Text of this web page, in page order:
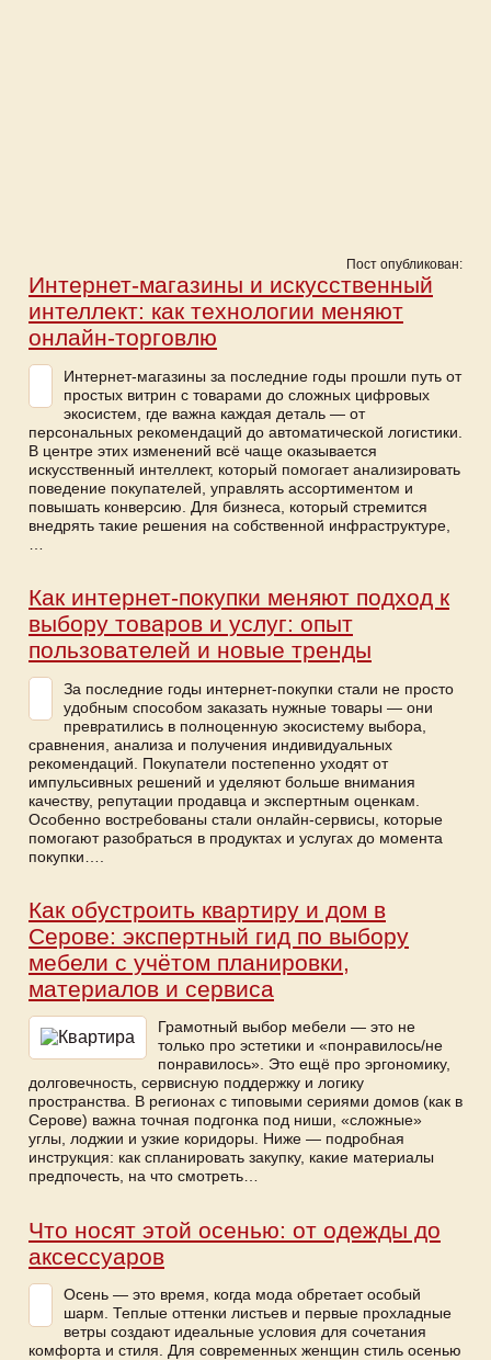
Пост опубликован:
Интернет-магазины и искусственный
интеллект: как технологии меняют
онлайн-торговлю
Интернет-магазины за последние годы прошли путь от
простых витрин с товарами до сложных цифровых
экосистем, где важна каждая деталь — от
персональных рекомендаций до автоматической логистики.
В центре этих изменений всё чаще оказывается
искусственный интеллект, который помогает анализировать
поведение покупателей, управлять ассортиментом и
повышать конверсию. Для бизнеса, который стремится
внедрять такие решения на собственной инфраструктуре,
Как интернет-покупки меняют подход к
выбору товаров и услуг: опыт
пользователей и новые тренды
За последние годы интернет-покупки стали не просто
удобным способом заказать нужные товары — они
превратились в полноценную экосистему выбора,
сравнения, анализа и получения индивидуальных
рекомендаций. Покупатели постепенно уходят от
импульсивных решений и уделяют больше внимания
качеству, репутации продавца и экспертным оценкам.
Особенно востребованы стали онлайн-сервисы, которые
помогают разобраться в продуктах и услугах до момента
покупки….
Как обустроить квартиру и дом в
Серове: экспертный гид по выбору
мебели с учётом планировки,
материалов и сервиса
Грамотный выбор мебели — это не
только про эстетики и «понравилось/не
понравилось». Это ещё про эргономику,
долговечность, сервисную поддержку и логику
пространства. В регионах с типовыми сериями домов (как в
Серове) важна точная подгонка под ниши, «сложные»
углы, лоджии и узкие коридоры. Ниже — подробная
инструкция: как спланировать закупку, какие материалы
предпочесть, на что смотреть…
Что носят этой осенью: от одежды до
аксессуаров
Осень — это время, когда мода обретает особый
шарм. Теплые оттенки листьев и первые прохладные
ветры создают идеальные условия для сочетания
комфорта и стиля. Для современных женщин стиль осенью